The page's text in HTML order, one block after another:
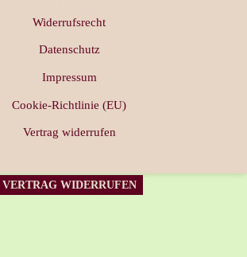
Widerrufsrecht
Datenschutz
Impressum
Cookie-Richtlinie (EU)
Vertrag widerrufen
VERTRAG WIDERRUFEN